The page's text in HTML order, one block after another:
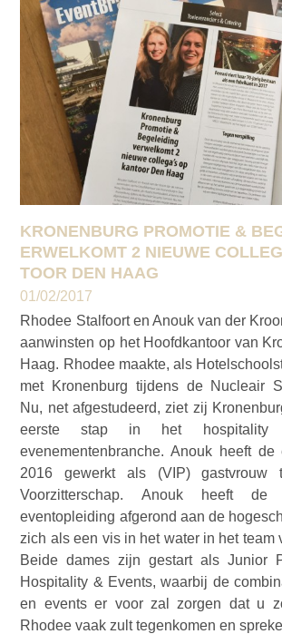
KRONENBURG PROMOTIE &
ERWELKOMT 2 NIEUWE
TOOR DEN HAAG
01/02/2017
Rhodee Stalfoort en Anouk van der
aanwinsten op het Hoofdkantoor van
Haag. Rhodee maakte, als
met Kronenburg tijdens de Nucleair
Nu, net afgestudeerd, ziet zij
eerste stap in het
evenementenbranche. Anouk heeft
2016 gewerkt als (VIP) gastvrouw
Voorzitterschap. Anouk heeft de
eventopleiding afgerond aan de
zich als een vis in het water in het team
Beide dames zijn gestart als Junior
Hospitality & Events, waarbij de
en events er voor zal zorgen dat u
Rhodee vaak zult tegenkomen en